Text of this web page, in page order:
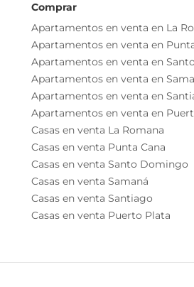
Comprar
Apartamentos en venta en La
Apartamentos en venta en
Apartamentos en venta en
Apartamentos en venta en
Apartamentos en venta en
Apartamentos en venta en
Casas en venta La Romana
Casas en venta Punta Cana
Casas en venta Santo Domingo
Casas en venta Samaná
Casas en venta Santiago
Casas en venta Puerto Plata